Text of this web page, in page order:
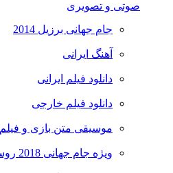
صوتی و تصویری
جام جهانی برزیل 2014
آهنگ ایرانی
دانلود فیلم ایرانی
دانلود فیلم خارجی
موسیقی متن بازی و فیلم
ویژه جام جهانی 2018 روسیه